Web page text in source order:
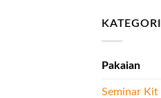
KATEGORI
Pakaian
Seminar Kit